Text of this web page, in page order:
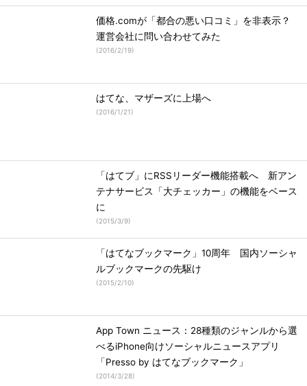
価格.comが「都合の悪い口コミ」を非表示？
運営会社に問い合わせてみた
(2016/2/19)
はてな、マザーズに上場へ
(2016/1/21)
「はてブ」にRSSリーダー機能搭載へ 新アン
テナサービス「大チェッカー」の機能をベース
に
(2015/3/9)
「はてなブックマーク」10周年 国内ソーシャ
ルブックマークの先駆け
(2015/2/10)
App Town ニュース：28種類のジャンルから選
べるiPhone向けソーシャルニュースアプリ
「Presso by はてなブックマーク」
(2014/3/28)